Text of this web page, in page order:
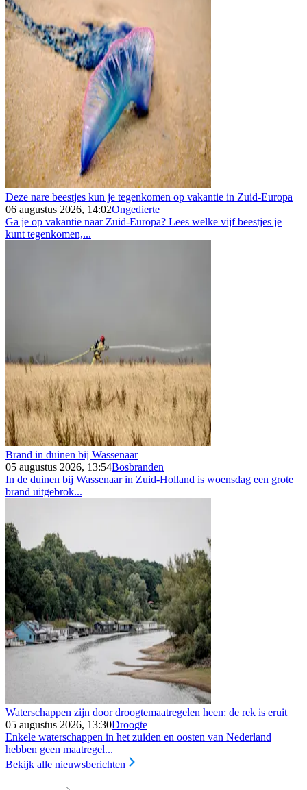
Deze nare beestjes kun je tegenkomen op vakantie in Zuid-Europa
06 augustus 2026, 14:02Ongedierte
Ga je op vakantie naar Zuid-Europa? Lees welke vijf beestjes je
kunt tegenkomen,...
Brand in duinen bij Wassenaar
05 augustus 2026, 13:54Bosbranden
In de duinen bij Wassenaar in Zuid-Holland is woensdag een grote
brand uitgebrok...
Waterschappen zijn door droogtemaatregelen heen: de rek is eruit
05 augustus 2026, 13:30Droogte
Enkele waterschappen in het zuiden en oosten van Nederland
hebben geen maatregel...
Bekijk alle nieuwsberichten